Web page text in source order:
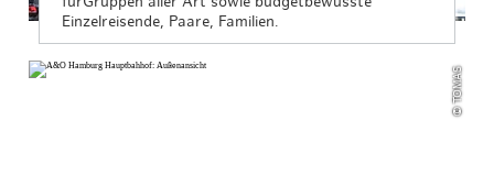
Einzelreisende, Paare, Familien.
© TOMAS